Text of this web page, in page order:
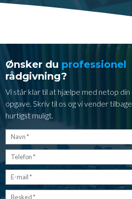
Ønsker du professionel
rådgivning?
Vi står klar til at hjælpe med netop din
opgave. Skriv til os og vi vender tilbage
hurtigst muligt.